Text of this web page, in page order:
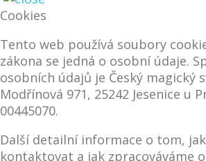
Cookies
Tento web používá soubory
zákona se jedná o osobní údaje.
osobních údajů je Český magický
Modřínová 971, 25242 Jesenice u
00445070.
Další detailní informace o tom,
kontaktovat a jak zpracováváme